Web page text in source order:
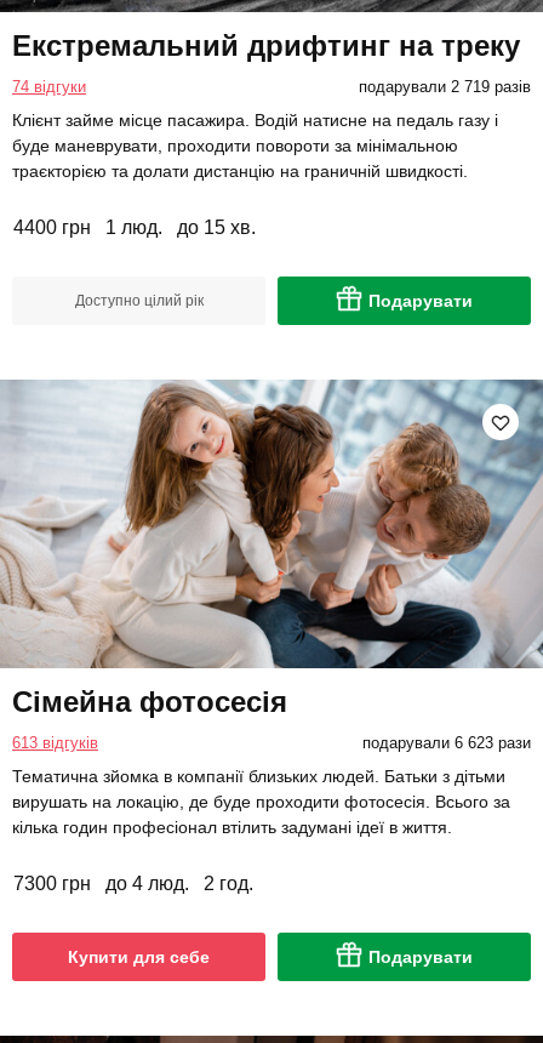
Екстремальний дрифтинг на треку
74 відгуки подарували 2 719 разів
Клієнт займе місце пасажира. Водій натисне на педаль газу і
буде маневрувати, проходити повороти за мінімальною
траєкторією та долати дистанцію на граничній швидкості.
4400 грн 1 люд. до 15 хв.
Доступно цілий рік Подарувати
Сімейна фотосесія
613 відгуків подарували 6 623 рази
Тематична зйомка в компанії близьких людей. Батьки з дітьми
вирушать на локацію, де буде проходити фотосесія. Всього за
кілька годин професіонал втілить задумані ідеї в життя.
7300 грн до 4 люд. 2 год.
Купити для себе Подарувати